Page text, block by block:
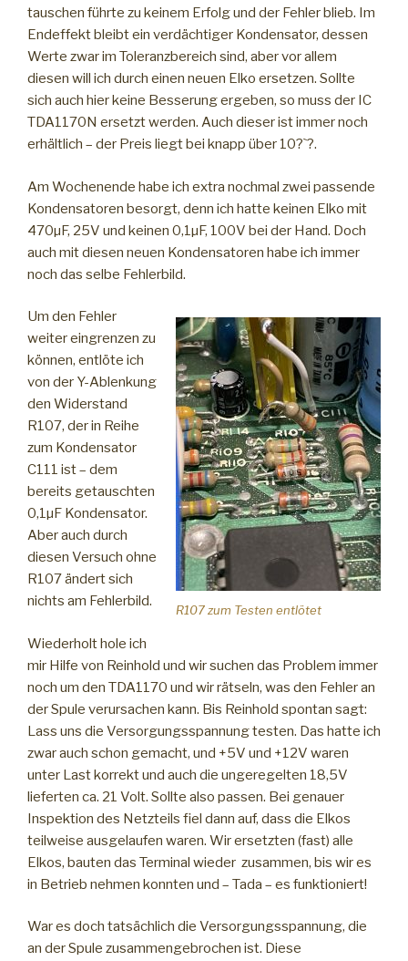
tauschen führte zu keinem Erfolg und der Fehler blieb. Im
Endeffekt bleibt ein verdächtiger Kondensator, dessen
Werte zwar im Toleranzbereich sind, aber vor allem
diesen will ich durch einen neuen Elko ersetzen. Sollte
sich auch hier keine Besserung ergeben, so muss der IC
TDA1170N ersetzt werden. Auch dieser ist immer noch
erhältlich – der Preis liegt bei knapp über 10?`?.
Am Wochenende habe ich extra nochmal zwei passende
Kondensatoren besorgt, denn ich hatte keinen Elko mit
470µF, 25V und keinen 0,1µF, 100V bei der Hand. Doch
auch mit diesen neuen Kondensatoren habe ich immer
noch das selbe Fehlerbild.
R107 zum Testen entlötet
Um den Fehler
weiter eingrenzen zu
können, entlöte ich
von der Y-Ablenkung
den Widerstand
R107, der in Reihe
zum Kondensator
C111 ist – dem
bereits getauschten
0,1µF Kondensator.
Aber auch durch
diesen Versuch ohne
R107 ändert sich
nichts am Fehlerbild.
Wiederholt hole ich
mir Hilfe von Reinhold und wir suchen das Problem immer
noch um den TDA1170 und wir rätseln, was den Fehler an
der Spule verursachen kann. Bis Reinhold spontan sagt:
Lass uns die Versorgungsspannung testen. Das hatte ich
zwar auch schon gemacht, und +5V und +12V waren
unter Last korrekt und auch die ungeregelten 18,5V
lieferten ca. 21 Volt. Sollte also passen. Bei genauer
Inspektion des Netzteils fiel dann auf, dass die Elkos
teilweise ausgelaufen waren. Wir ersetzten (fast) alle
Elkos, bauten das Terminal wieder zusammen, bis wir es
in Betrieb nehmen konnten und – Tada – es funktioniert!
War es doch tatsächlich die Versorgungsspannung, die
an der Spule zusammengebrochen ist. Diese